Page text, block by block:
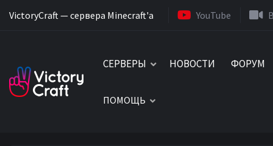
VictoryCraft — сервера Minecraft'a YouTube
СЕРВЕРЫ НОВОСТИ ФОРУМ
ПОМОЩЬ